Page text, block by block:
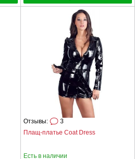
Плащ-платье Coat Dress
Отзывы: 3
Есть в наличии